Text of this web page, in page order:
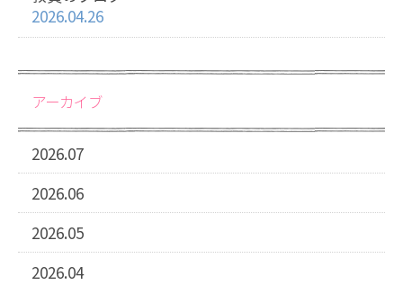
2026.04.26
アーカイブ
2026.07
2026.06
2026.05
2026.04